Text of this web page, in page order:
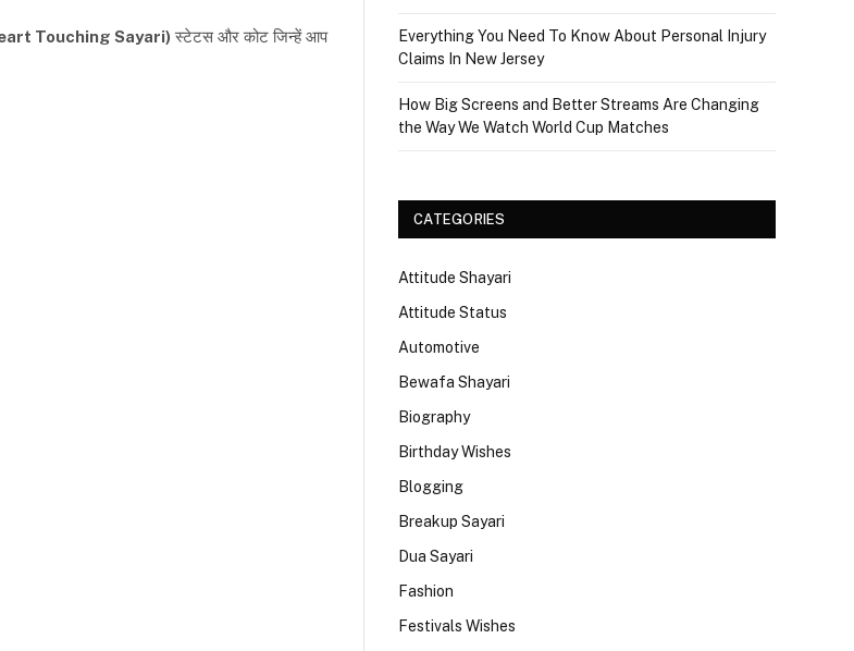
Touching Sayari) स्टेटस और कोट जिन्हें आप
Everything You Need To Know About Personal Injury
Claims In New Jersey
How Big Screens and Better Streams Are Changing
the Way We Watch World Cup Matches
CATEGORIES
Attitude Shayari
Attitude Status
Automotive
Bewafa Shayari
Biography
Birthday Wishes
Blogging
Breakup Sayari
Dua Sayari
Fashion
Festivals Wishes